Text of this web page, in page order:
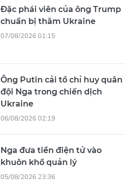
Đặc phái viên của ông Trump
chuẩn bị thăm Ukraine
07/08/2026 01:15
Ông Putin cải tổ chỉ huy quân
đội Nga trong chiến dịch
Ukraine
06/08/2026 02:19
Nga đưa tiền điện tử vào
khuôn khổ quản lý
05/08/2026 23:36